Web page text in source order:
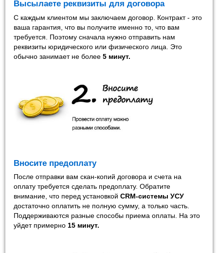
Высылаете реквизиты для договора
С каждым клиентом мы заключаем договор. Контракт - это
ваша гарантия, что вы получите именно то, что вам
требуется. Поэтому сначала нужно отправить нам
реквизиты юридического или физического лица. Это
обычно занимает не более5 минут.
Вносите предоплату
После отправки вам скан-копий договора и счета на
оплату требуется сделать предоплату. Обратите
внимание, что перед установкойCRM-системы УСУ
достаточно оплатить не полную сумму, а только часть.
Поддерживаются разные способы приема оплаты. На это
уйдет примерно15 минут.